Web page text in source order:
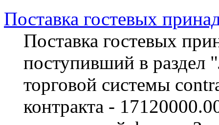
Поставка гостевых
Поставка гостевых
поступивший в раздел
торговой системы
контракта -